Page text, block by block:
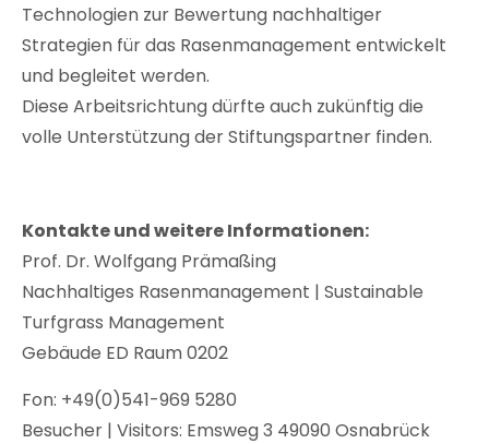
Technologien zur Bewertung nachhaltiger
Strategien für das Rasenmanagement entwickelt
und begleitet werden.
Diese Arbeitsrichtung dürfte auch zukünftig die
volle Unterstützung der Stiftungspartner finden.
Kontakte und weitere Informationen:
Prof. Dr. Wolfgang Prämaßing
Nachhaltiges Rasenmanagement | Sustainable
Turfgrass Management
Gebäude ED Raum 0202
Fon: +49(0)541-969 5280
Besucher | Visitors: Emsweg 3 49090 Osnabrück